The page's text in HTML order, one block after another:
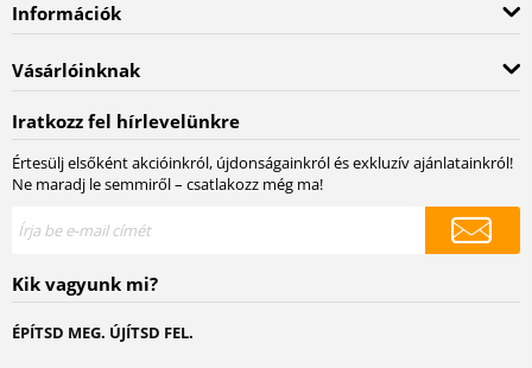
Információk
Vásárlóinknak
Iratkozz fel hírlevelünkre
Értesülj elsőként akcióinkról, újdonságainkról és exkluzív ajánlatainkról!
Ne maradj le semmiről – csatlakozz még ma!
Kik vagyunk mi?
ÉPÍTSD MEG. ÚJÍTSD FEL.